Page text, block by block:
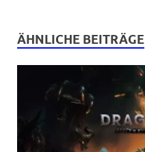
ÄHNLICHE BEITRÄGE